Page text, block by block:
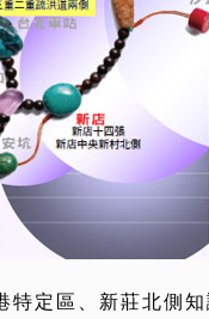
特定區、新莊北側